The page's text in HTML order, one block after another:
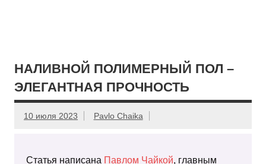
НАЛИВНОЙ ПОЛИМЕРНЫЙ ПОЛ –
ЭЛЕГАНТНАЯ ПРОЧНОСТЬ
10 июля 2023 Pavlo Chaika
Статья написана Павлом Чайкой, главным